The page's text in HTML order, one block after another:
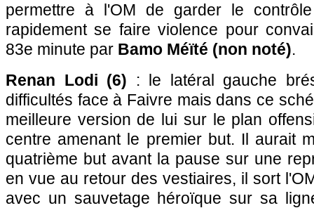
permettre à l'OM de garder le
rapidement se faire violence pour
83e minute par Bamo Méïté (non noté).
Renan Lodi (6) : le latéral gauche
difficultés face à Faivre mais dans ce
meilleure version de lui sur le plan
centre amenant le premier but. Il aurait
quatrième but avant la pause sur une
en vue au retour des vestiaires, il sort
avec un sauvetage héroïque sur sa